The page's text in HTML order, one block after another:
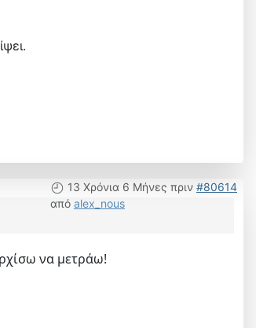
13 Χρόνια 6 Μήνες πριν #80614
από alex_nous
να μετράω!